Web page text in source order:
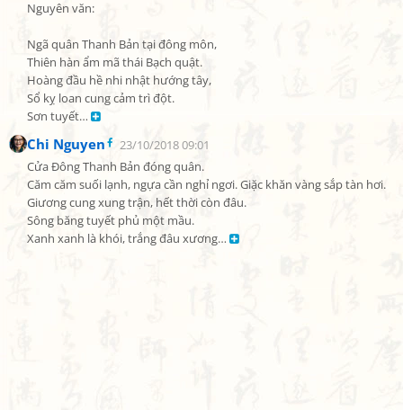
Nguyên văn:
Ngã quân Thanh Bản tại đông môn,
Thiên hàn ẩm mã thái Bạch quật.
Hoàng đầu hề nhi nhật hướng tây,
Sổ kỵ loan cung cảm trì đột.
Sơn tuyết…
Chi Nguyen
23/10/2018 09:01
Cửa Đông Thanh Bản đóng quân.
Căm căm suối lạnh, ngựa cần nghỉ ngơi. Giặc khăn vàng sắp tàn hơi.
Giương cung xung trận, hết thời còn đâu.
Sông băng tuyết phủ một mầu.
Xanh xanh là khói, trắng đâu xương…